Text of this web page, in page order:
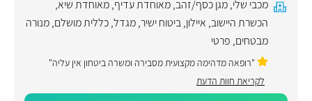
מכבי שלי,מגן כסף/זהב,מאוחדת עדיף,מאוחדת שיא,
הכשרת היישוב, איילון,ביטוח ישיר,מגדל,כללית מושלם,מנורה
מבטחים, פרטי
"רופאה מדהימה מקצועית מסבירה ומשרה ביטחון אין עליה"
לקריאת חוות הדעת